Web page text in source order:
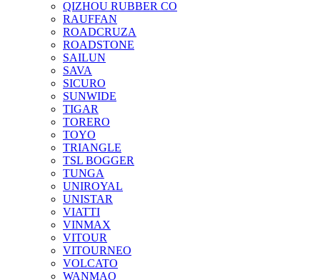
QIZHOU RUBBER CO
RAUFFAN
ROADCRUZA
ROADSTONE
SAILUN
SAVA
SICURO
SUNWIDE
TIGAR
TORERO
TOYO
TRIANGLE
TSL BOGGER
TUNGA
UNIROYAL
UNISTAR
VIATTI
VINMAX
VITOUR
VITOURNEO
VOLCATO
WANMAO